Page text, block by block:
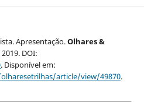
Apresentação.Olhares &
DOI:
. Disponível em:
article/view/49870.